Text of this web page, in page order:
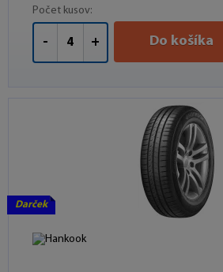
Počet kusov:
- + Do košíka
Darček